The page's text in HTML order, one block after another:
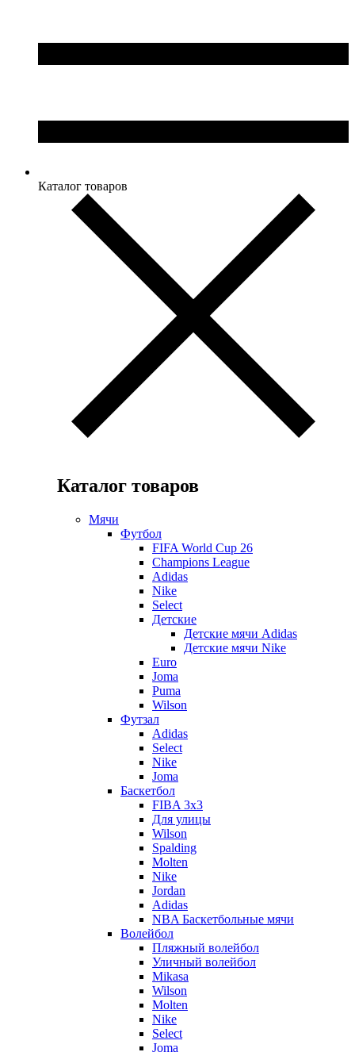
Каталог товаров
Каталог товаров
Мячи
Футбол
FIFA World Cup 26
Champions League
Adidas
Nike
Select
Детские
Детские мячи Adidas
Детские мячи Nike
Euro
Joma
Puma
Wilson
Футзал
Adidas
Select
Nike
Joma
Баскетбол
FIBA 3x3
Для улицы
Wilson
Spalding
Molten
Nike
Jordan
Adidas
NBA Баскетбольные мячи
Волейбол
Пляжный волейбол
Уличный волейбол
Mikasa
Wilson
Molten
Nike
Select
Joma